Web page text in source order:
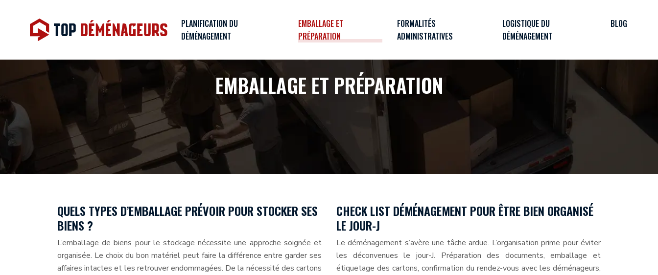
PLANIFICATION DU
DÉMÉNAGEMENT
EMBALLAGE ET
PRÉPARATION
FORMALITÉS
ADMINISTRATIVES
LOGISTIQUE DU
DÉMÉNAGEMENT
BLOG
EMBALLAGE ET PRÉPARATION
QUELS TYPES D’EMBALLAGE PRÉVOIR POUR STOCKER SES
BIENS ?
L’emballage de biens pour le stockage nécessite une approche soignée et
organisée. Le choix du bon matériel peut faire la différence entre garder ses
affaires intactes et les retrouver endommagées. De la nécessité des cartons
CHECK LIST DÉMÉNAGEMENT POUR ÊTRE BIEN ORGANISÉ
LE JOUR-J
Le déménagement s’avère une tâche ardue. L’organisation prime pour éviter
les déconvenues le jour-J. Préparation des documents, emballage et
étiquetage des cartons, confirmation du rendez-vous avec les déménageurs,